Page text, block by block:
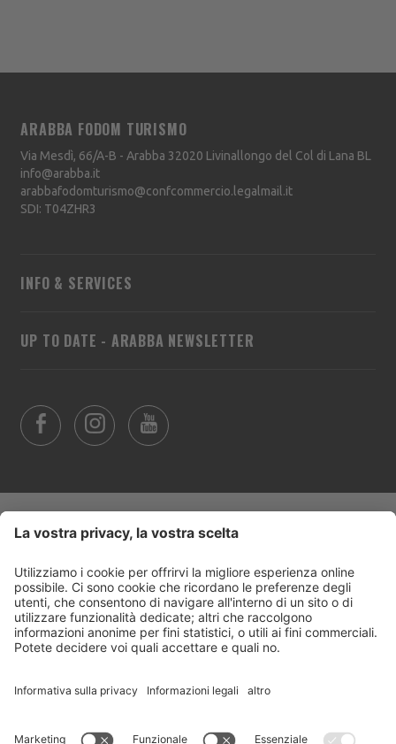
UP TO DATE - ARABBA NEWSLETTER
ARABBA FODOM TURISMO
Via Mesdì, 66/A-B - Arabba 32020 Livinallongo del Col di Lana BL
info@arabba.it
arabbafodomturismo@confcommercio.legalmail.it
SDI: T04ZHR3
INFO & SERVICES